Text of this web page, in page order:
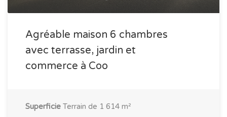
Agréable maison 6 chambres
avec terrasse, jardin et
commerce à Coo
Superficie Terrain de 1 614 m²